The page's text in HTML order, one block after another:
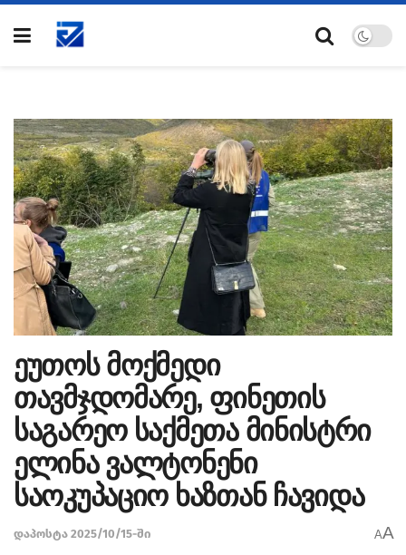
ეუთოს მოქმედი
თავმჯდომარე, ფინეთის
საგარეო საქმეთა მინისტრი
ელინა ვალტონენი
საოკუპაციო ხაზთან ჩავიდა
დაპოსტა 2025/10/15-ში AA